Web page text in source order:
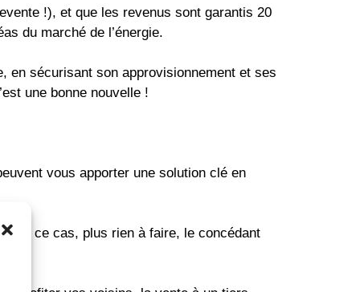
!), et que les revenus sont garantis 20
du marché de l’énergie.
en sécurisant son approvisionnement et ses
une bonne nouvelle !
vous apporter une solution clé en
ce cas, plus rien à faire, le concédant